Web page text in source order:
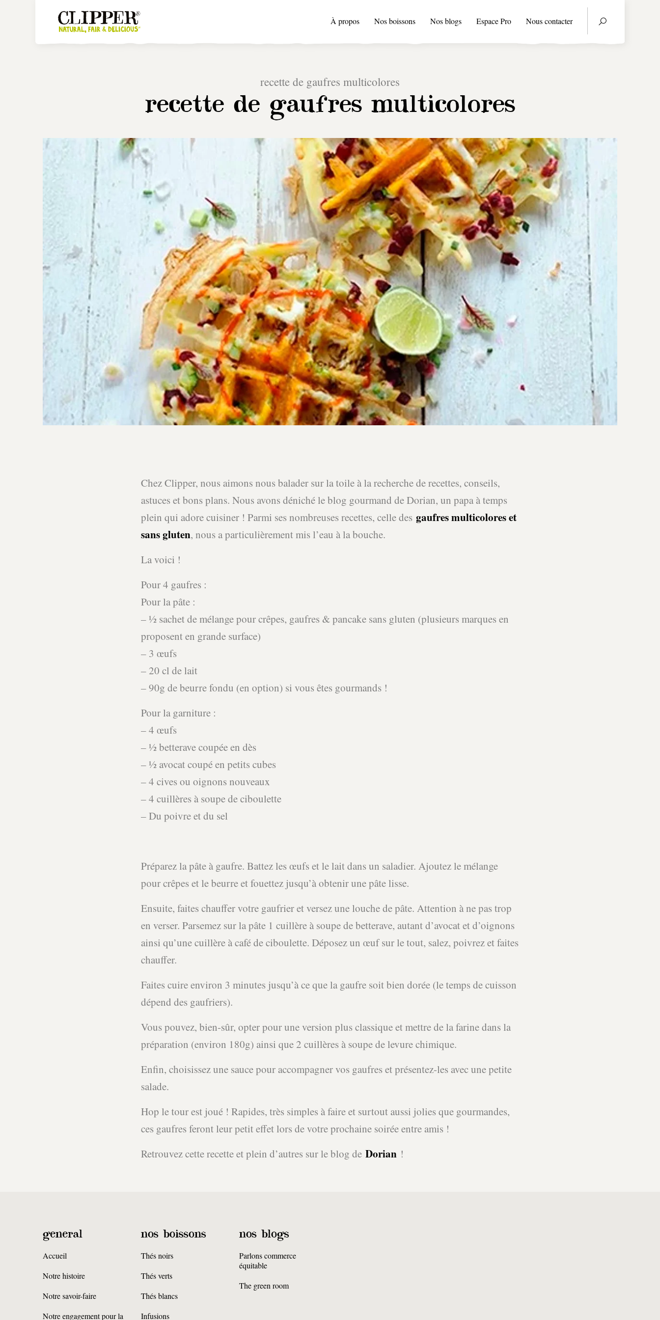
À propos Nos boissons Nos blogs Espace Pro Nous contacter
recette de gaufres multicolores
recette de gaufres multicolores
Chez Clipper, nous aimons nous balader sur la toile à la recherche de recettes, conseils,
astuces et bons plans. Nous avons déniché le blog gourmand de Dorian, un papa à temps
plein qui adore cuisiner ! Parmi ses nombreuses recettes, celle des gaufres multicolores et
sans gluten, nous a particulièrement mis l’eau à la bouche.
La voici !
Pour 4 gaufres :
Pour la pâte :
– ½ sachet de mélange pour crêpes, gaufres & pancake sans gluten (plusieurs marques en
proposent en grande surface)
– 3 œufs
– 20 cl de lait
– 90g de beurre fondu (en option) si vous êtes gourmands !
Pour la garniture :
– 4 œufs
– ½ betterave coupée en dès
– ½ avocat coupé en petits cubes
– 4 cives ou oignons nouveaux
– 4 cuillères à soupe de ciboulette
– Du poivre et du sel
Préparez la pâte à gaufre. Battez les œufs et le lait dans un saladier. Ajoutez le mélange
pour crêpes et le beurre et fouettez jusqu’à obtenir une pâte lisse.
Ensuite, faites chauffer votre gaufrier et versez une louche de pâte. Attention à ne pas trop
en verser. Parsemez sur la pâte 1 cuillère à soupe de betterave, autant d’avocat et d’oignons
ainsi qu’une cuillère à café de ciboulette. Déposez un œuf sur le tout, salez, poivrez et faites
chauffer.
Faites cuire environ 3 minutes jusqu’à ce que la gaufre soit bien dorée (le temps de cuisson
dépend des gaufriers).
Vous pouvez, bien-sûr, opter pour une version plus classique et mettre de la farine dans la
préparation (environ 180g) ainsi que 2 cuillères à soupe de levure chimique.
Enfin, choisissez une sauce pour accompagner vos gaufres et présentez-les avec une petite
salade.
Hop le tour est joué ! Rapides, très simples à faire et surtout aussi jolies que gourmandes,
ces gaufres feront leur petit effet lors de votre prochaine soirée entre amis !
Retrouvez cette recette et plein d’autres sur le blog de Dorian !
general
Accueil
Notre histoire
Notre savoir-faire
Notre engagement pour la
nos boissons
Thés noirs
Thés verts
Thés blancs
Infusions
nos blogs
Parlons commerce
équitable
The green room